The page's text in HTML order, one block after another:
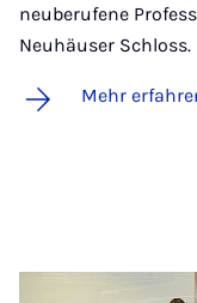
neuberufene
Neuhäuser Schloss.
Mehr